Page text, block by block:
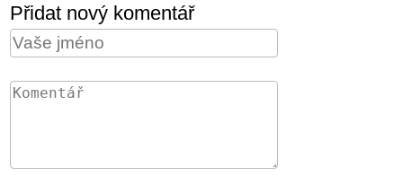
Přidat nový komentář